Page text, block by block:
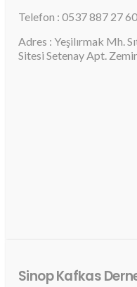
Telefon : 0537 887 27 60
Adres : Yeşilırmak Mh.
Sitesi Setenay Apt.
Sinop Kafkas